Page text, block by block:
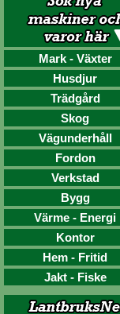
Mark - Växter
Husdjur
Trädgård
Skog
Vägunderhåll
Fordon
Verkstad
Bygg
Värme - Energi
Kontor
Hem - Fritid
Jakt - Fiske